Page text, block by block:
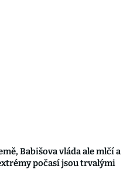
Babišova vláda ale mlčí a
počasí jsou trvalými